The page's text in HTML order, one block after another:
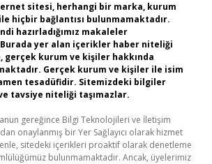
sitesi, herhangi bir marka, kurum
hiçbir bağlantısı bulunmamaktadır.
hazırladığımız makaleler
Burada yer alan içerikler haber niteliği
gerçek kurum ve kişiler hakkında
Gerçek kurum ve kişiler ile isim
tesadüfidir. Sitemizdeki bilgiler
tavsiye niteliği taşımazlar.
gereğince Bilgi Teknolojileri ve İletişim
onaylanmış bir Yer Sağlayıcı olarak hizmet
sitedeki içerikleri proaktif olarak denetleme
bulunmamaktadır. Ancak, üyelerimiz